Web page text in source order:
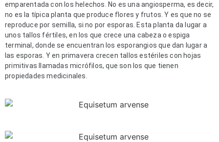
emparentada con los helechos. No es una angiosperma, es decir,
no es la típica planta que produce flores y frutos. Y es que no se
reproduce por semilla, si no por esporas. Esta planta da lugar a
unos tallos fértiles, en los que crece una cabeza o espiga
terminal, donde se encuentran los esporangios que dan lugar a
las esporas. Y en primavera crecen tallos estériles con hojas
primitivas llamadas micrófilos, que son los que tienen
propiedades medicinales.